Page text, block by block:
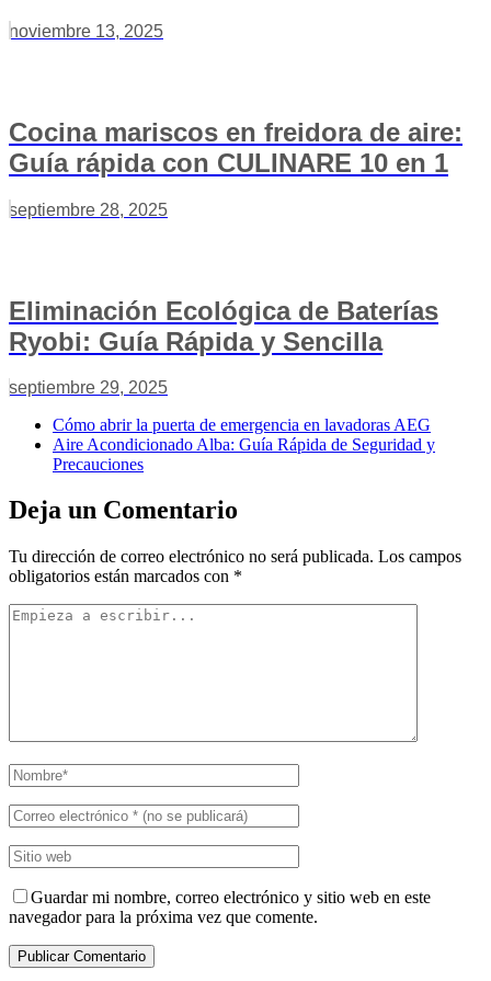
noviembre 13, 2025
Cocina mariscos en freidora de aire:
Guía rápida con CULINARE 10 en 1
septiembre 28, 2025
Eliminación Ecológica de Baterías
Ryobi: Guía Rápida y Sencilla
septiembre 29, 2025
Cómo abrir la puerta de emergencia en lavadoras AEG
Aire Acondicionado Alba: Guía Rápida de Seguridad y
Precauciones
Deja un Comentario
Tu dirección de correo electrónico no será publicada. Los campos
obligatorios están marcados con *
Guardar mi nombre, correo electrónico y sitio web en este
navegador para la próxima vez que comente.